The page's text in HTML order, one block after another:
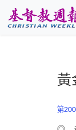
黃
第